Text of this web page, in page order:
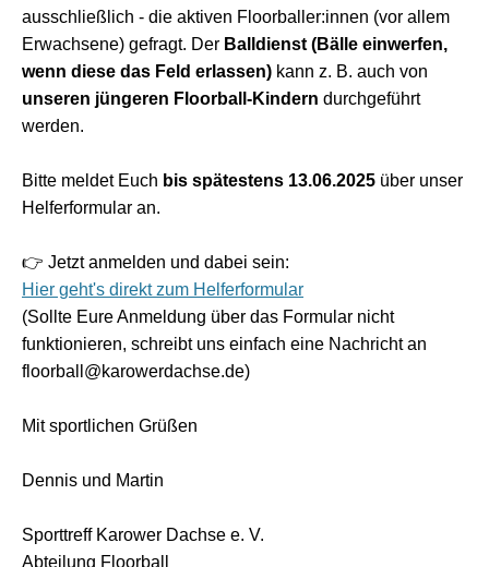
ausschließlich - die aktiven Floorballer:innen (vor allem
Erwachsene) gefragt. Der Balldienst (Bälle einwerfen,
wenn diese das Feld erlassen) kann z. B. auch von
unseren jüngeren Floorball-Kindern durchgeführt
werden.
Bitte meldet Euch bis spätestens 13.06.2025 über unser
Helferformular an.
👉 Jetzt anmelden und dabei sein:
Hier geht's direkt zum Helferformular
(Sollte Eure Anmeldung über das Formular nicht
funktionieren, schreibt uns einfach eine Nachricht an
floorball@karowerdachse.de)
Mit sportlichen Grüßen
Dennis und Martin
Sporttreff Karower Dachse e. V.
Abteilung Floorball